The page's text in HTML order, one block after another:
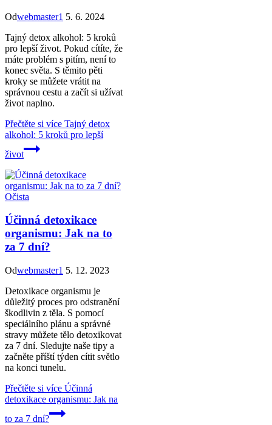
Odwebmaster1 5. 6. 2024
Tajný detox alkohol: 5 kroků
pro lepší život. Pokud cítíte, že
máte problém s pitím, není to
konec světa. S těmito pěti
kroky se můžete vrátit na
správnou cestu a začít si užívat
život naplno.
Přečtěte si více Tajný detox
alkohol: 5 kroků pro lepší
život
Očista
Účinná detoxikace
organismu: Jak na to
za 7 dní?
Odwebmaster1 5. 12. 2023
Detoxikace organismu je
důležitý proces pro odstranění
škodlivin z těla. S pomocí
speciálního plánu a správné
stravy můžete tělo detoxikovat
za 7 dní. Sledujte naše tipy a
začněte příští týden cítit světlo
na konci tunelu.
Přečtěte si více Účinná
detoxikace organismu: Jak na
to za 7 dní?